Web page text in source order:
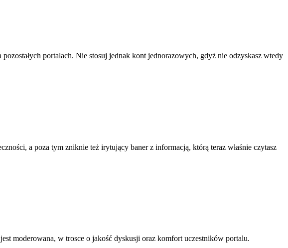
portalach. Nie stosuj jednak kont jednorazowych, gdyż nie odzyskasz wtedy
a poza tym zniknie też irytujący baner z informacją, którą teraz właśnie czytasz
moderowana, w trosce o jakość dyskusji oraz komfort uczestników portalu.